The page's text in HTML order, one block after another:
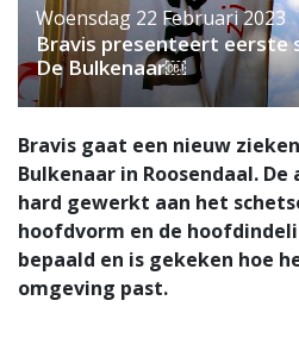
Woensdag 22 Februari 2023
Bravis presenteert eerste
De Bulkenaar￼
Bravis gaat een nieuw
Bulkenaar in Roosendaal.
hard gewerkt aan het
hoofdvorm en de
bepaald en is gekeken hoe
omgeving past.